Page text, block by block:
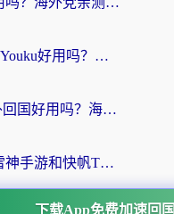
云极和Unblock Youku好用吗？海外党亲测+2026回国加速器避坑指南
ChickCN和海外回国好用吗？海外党2026亲测：从手游到影音，选对加速器的3个关键
海外党必看：雷神手游和快帆TV版好用吗？3步选对回国加速器不踩坑
下载App免费加速回国